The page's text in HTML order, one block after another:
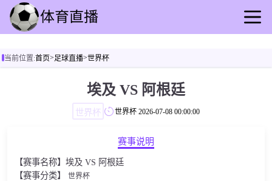
足球直播
其他转播
当前位置:首页>足球直播>世界杯
埃及 VS 阿根廷
世界杯 世界杯 2026-07-08 00:00:00
赛事说明
【赛事名称】埃及 VS 阿根廷
【赛事分类】 世界杯